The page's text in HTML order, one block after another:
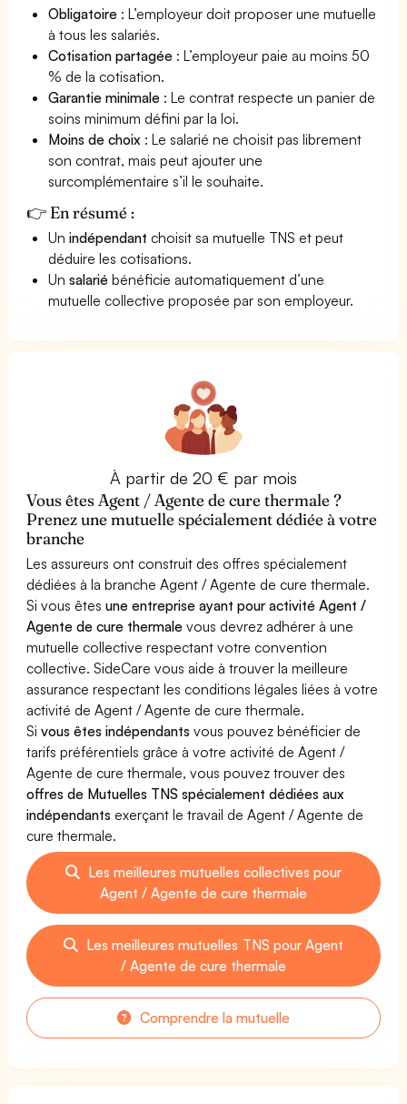
Obligatoire : L’employeur doit proposer une mutuelle
à tous les salariés.
Cotisation partagée : L’employeur paie au moins 50
% de la cotisation.
Garantie minimale : Le contrat respecte un panier de
soins minimum défini par la loi.
Moins de choix : Le salarié ne choisit pas librement
son contrat, mais peut ajouter une
surcomplémentaire s’il le souhaite.
👉 En résumé :
Unindépendant choisit sa mutuelle TNS et peut
déduire les cotisations.
Unsalarié bénéficie automatiquement d’une
mutuelle collective proposée par son employeur.
À partir de 20 € par mois
Vous êtes Agent / Agente de cure thermale ?
Prenez une mutuelle spécialement dédiée à votre
branche
Les assureurs ont construit des offres spécialement
dédiées à la branche Agent / Agente de cure thermale.
Si vous êtesune entreprise ayant pour activité Agent /
Agente de cure thermale vous devrez adhérer à une
mutuelle collective respectant votre convention
collective. SideCare vous aide à trouver la meilleure
assurance respectant les conditions légales liées à votre
activité de Agent / Agente de cure thermale.
Sivous êtes indépendants vous pouvez bénéficier de
tarifs préférentiels grâce à votre activité de Agent /
Agente de cure thermale, vous pouvez trouver des
offres de Mutuelles TNS spécialement dédiées aux
indépendants exerçant le travail de Agent / Agente de
cure thermale.
Les meilleures mutuelles collectives pour
Agent / Agente de cure thermale
Les meilleures mutuelles TNS pour Agent
/ Agente de cure thermale
Comprendre la mutuelle